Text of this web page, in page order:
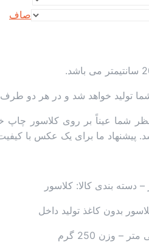
صاف
تولید خواهد شد و در هر دو
شما عیناً بر روی کلاسور چاپ
یک عکس با کیفیت سایز 20*30سانتیمتر با رزولوشن
دسته بندی کالا: کلاسور
بدون کاغذ تولید داخل